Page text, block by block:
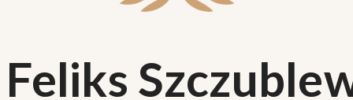
Feliks